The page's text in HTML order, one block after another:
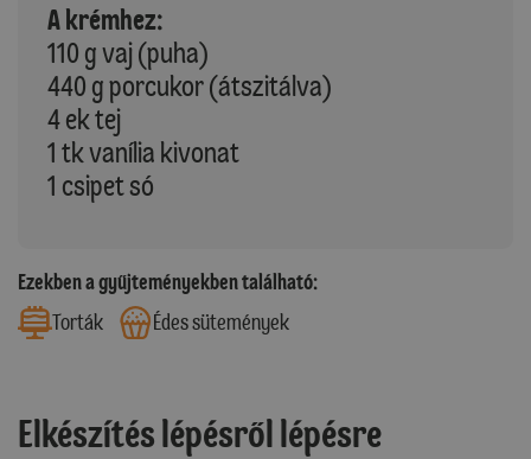
A krémhez:
110 g vaj (puha)
440 g porcukor (átszitálva)
4 ek tej
1 tk vanília kivonat
1 csipet só
Ezekben a gyűjteményekben található:
Torták
Édes sütemények
Elkészítés lépésről lépésre